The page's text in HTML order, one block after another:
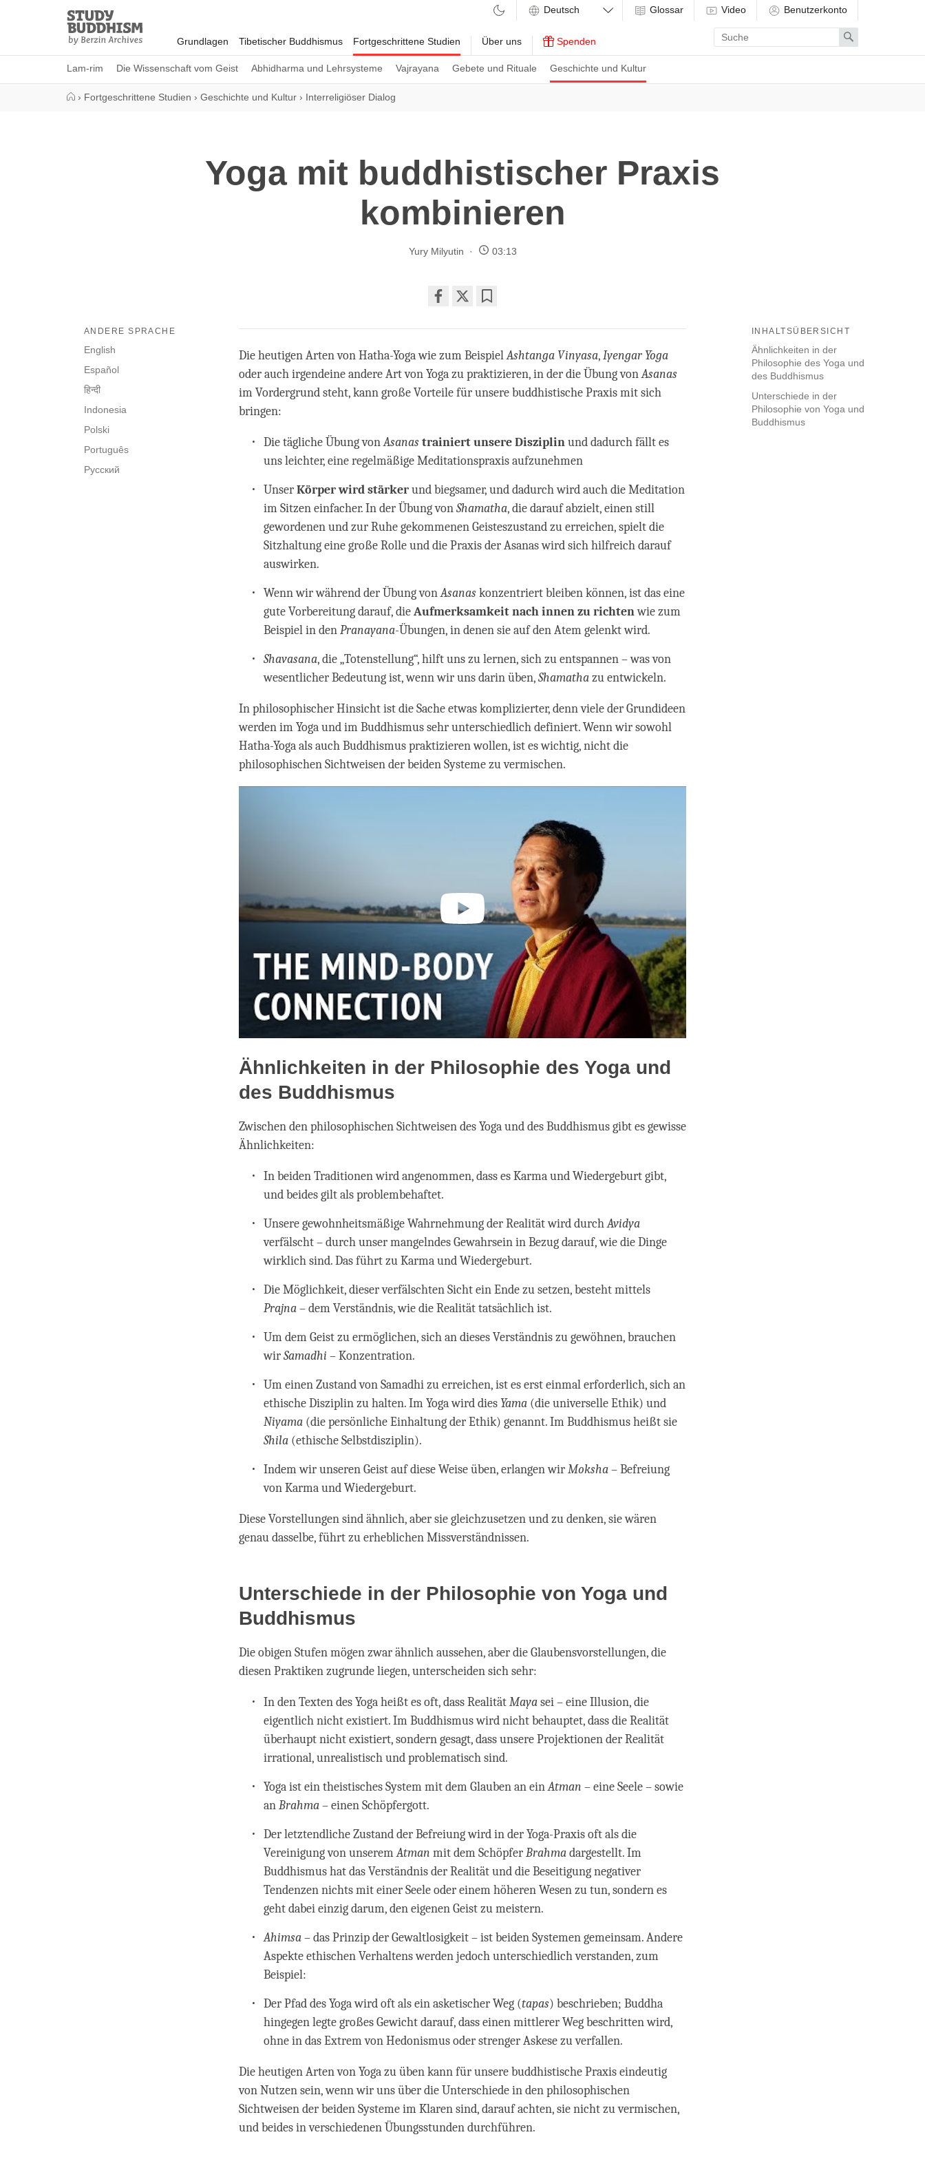
Study
Buddhism
Home
Grundlagen Tibetischer Buddhismus Fortgeschrittene Studien
Lam-rim Die Wissenschaft vom Geist Abhidharma und Lehrsysteme Vajrayana Gebete und Rituale Geschichte und Kultur
Über uns Spenden
Glossar Video Benutzerkonto
Enter
search
term
Search
› Fortgeschrittene Studien › Geschichte und Kultur › Interreligiöser Dialog
Yoga mit buddhistischer Praxis
kombinieren
Yury Milyutin 03:13
on
facebook
INHALTSÜBERSICHT
Ähnlichkeiten in der
Philosophie des Yoga und
des Buddhismus
Unterschiede in der
Philosophie von Yoga und
Buddhismus
ANDERE SPRACHE
English
Español
हिन्दी
Indonesia
Polski
Português
Русский
Die heutigen Arten von Hatha-Yoga wie zum BeispielAshtanga Vinyasa,IyengarYoga
oder auch irgendeine andere Art von Yoga zu praktizieren, in der die Übung vonAsanas
im Vordergrund steht, kann große Vorteile für unsere buddhistische Praxis mit sich
bringen:
Die tägliche Übung vonAsanastrainiert unsere Disziplinund dadurch fällt es
uns leichter, eine regelmäßige Meditationspraxis aufzunehmen
UnserKörper wird stärkerund biegsamer, und dadurch wird auch die Meditation
im Sitzen einfacher. In der Übung vonShamatha, die darauf abzielt, einen still
gewordenen und zur Ruhe gekommenen Geisteszustand zu erreichen, spielt die
Sitzhaltung eine große Rolle und die Praxis der Asanas wird sich hilfreich darauf
auswirken.
Wenn wir während der Übung vonAsanaskonzentriert bleiben können, ist das eine
gute Vorbereitung darauf, dieAufmerksamkeit nach innen zu richtenwie zum
Beispiel in denPranayana-Übungen, in denen sie auf den Atem gelenkt wird.
Shavasana, die „Totenstellung“, hilft uns zu lernen, sich zu entspannen – was von
wesentlicher Bedeutung ist, wenn wir uns darin üben,Shamathazu entwickeln.
In philosophischer Hinsicht ist die Sache etwas komplizierter, denn viele der Grundideen
werden im Yoga und im Buddhismus sehr unterschiedlich definiert. Wenn wir sowohl
Hatha-Yoga als auch Buddhismus praktizieren wollen, ist es wichtig, nicht die
philosophischen Sichtweisen der beiden Systeme zu vermischen.
Ähnlichkeiten in der Philosophie des Yoga und
des Buddhismus
Zwischen den philosophischen Sichtweisen des Yoga und des Buddhismus gibt es gewisse
Ähnlichkeiten:
In beiden Traditionen wird angenommen, dass es Karma und Wiedergeburt gibt,
und beides gilt als problembehaftet.
Unsere gewohnheitsmäßige Wahrnehmung der Realität wird durchAvidya
verfälscht – durch unser mangelndes Gewahrsein in Bezug darauf, wie die Dinge
wirklich sind. Das führt zu Karma und Wiedergeburt.
Die Möglichkeit, dieser verfälschten Sicht ein Ende zu setzen, besteht mittels
Prajna– dem Verständnis, wie die Realität tatsächlich ist.
Um dem Geist zu ermöglichen, sich an dieses Verständnis zu gewöhnen, brauchen
wirSamadhi – Konzentration.
Um einen Zustand von Samadhi zu erreichen, ist es erst einmal erforderlich, sich an
ethische Disziplin zu halten. Im Yoga wird diesYama (die universelle Ethik) und
Niyama (die persönliche Einhaltung der Ethik) genannt. Im Buddhismus heißt sie
Shila (ethische Selbstdisziplin).
Indem wir unseren Geist auf diese Weise üben, erlangen wirMoksha– Befreiung
von Karma und Wiedergeburt.
Diese Vorstellungen sind ähnlich, aber sie gleichzusetzen und zu denken, sie wären
genau dasselbe, führt zu erheblichen Missverständnissen.
Unterschiede in der Philosophie von Yoga und
Buddhismus
Die obigen Stufen mögen zwar ähnlich aussehen, aber die Glaubensvorstellungen, die
diesen Praktiken zugrunde liegen, unterscheiden sich sehr:
In den Texten des Yoga heißt es oft, dass RealitätMayasei – eine Illusion, die
eigentlich nicht existiert. Im Buddhismus wird nicht behauptet, dass die Realität
überhaupt nicht existiert, sondern gesagt, dass unsere Projektionen der Realität
irrational, unrealistisch und problematisch sind.
Yoga ist ein theistisches System mit dem Glauben an einAtman – eine Seele – sowie
anBrahma– einen Schöpfergott.
Der letztendliche Zustand der Befreiung wird in der Yoga-Praxis oft als die
Vereinigung von unseremAtman mit dem SchöpferBrahmadargestellt. Im
Buddhismus hat das Verständnis der Realität und die Beseitigung negativer
Tendenzen nichts mit einer Seele oder einem höheren Wesen zu tun, sondern es
geht dabei einzig darum, den eigenen Geist zu meistern.
Ahimsa– das Prinzip der Gewaltlosigkeit – ist beiden Systemen gemeinsam. Andere
Aspekte ethischen Verhaltens werden jedoch unterschiedlich verstanden, zum
Beispiel:
Der Pfad des Yoga wird oft als ein asketischer Weg (tapas) beschrieben; Buddha
hingegen legte großes Gewicht darauf, dass einen mittlerer Weg beschritten wird,
ohne in das Extrem von Hedonismus oder strenger Askese zu verfallen.
Die heutigen Arten von Yoga zu üben kann für unsere buddhistische Praxis eindeutig
von Nutzen sein, wenn wir uns über die Unterschiede in den philosophischen
Sichtweisen der beiden Systeme im Klaren sind, darauf achten, sie nicht zu vermischen,
und beides in verschiedenen Übungsstunden durchführen.